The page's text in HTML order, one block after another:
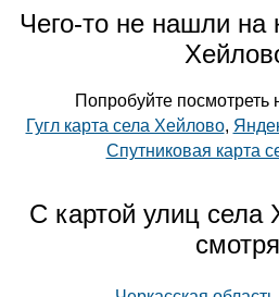
Чего-то не нашли на
Попробуйте посмотреть
Гугл карта села Хейлово,
Спутниковая карта
С картой улиц села